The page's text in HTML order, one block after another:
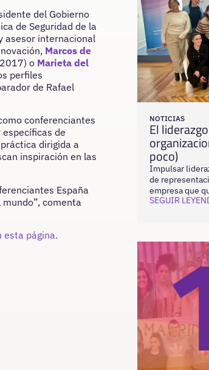
del Gobierno
de Seguridad de la
asesor internacional
Marcos de
o Marieta del
perfiles
de Rafael
conferenciantes
de
dirigida a
inspiración en las
España
comenta
esta página.
NOTICIAS
El
poco)
Impulsar
de
empresa que
SEGUIR